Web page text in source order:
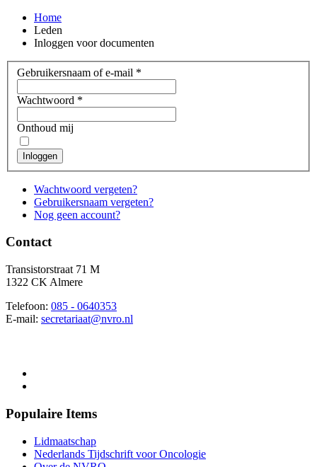
Home
Leden
Inloggen voor documenten
Gebruikersnaam of e-mail *
Wachtwoord *
Onthoud mij
Inloggen
Wachtwoord vergeten?
Gebruikersnaam vergeten?
Nog geen account?
Contact
Transistorstraat 71 M
1322 CK Almere
Telefoon: 085 - 0640353
E-mail: secretariaat@nvro.nl
Populaire Items
Lidmaatschap
Nederlands Tijdschrift voor Oncologie